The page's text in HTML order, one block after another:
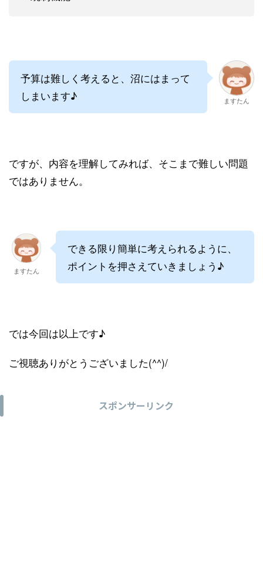
予算は難しく考えると、沼にはまって
しまいます♪
ますたん
ですが、内容を理解してみれば、そこまで難しい問題
ではありません。
ますたん
できる限り簡単に考えられるように、
ポイントを押さえていきましょう♪
では今回は以上です♪
ご視聴ありがとうございました(^^)/
スポンサーリンク